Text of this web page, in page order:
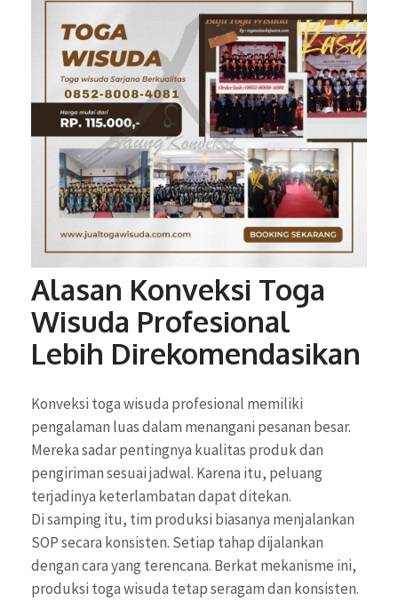
Alasan Konveksi Toga
Wisuda Profesional
Lebih Direkomendasikan
Konveksi toga wisuda profesional memiliki
pengalaman luas dalam menangani pesanan besar.
Mereka sadar pentingnya kualitas produk dan
pengiriman sesuai jadwal. Karena itu, peluang
terjadinya keterlambatan dapat ditekan.
Di samping itu, tim produksi biasanya menjalankan
SOP secara konsisten. Setiap tahap dijalankan
dengan cara yang terencana. Berkat mekanisme ini,
produksi toga wisuda tetap seragam dan konsisten.